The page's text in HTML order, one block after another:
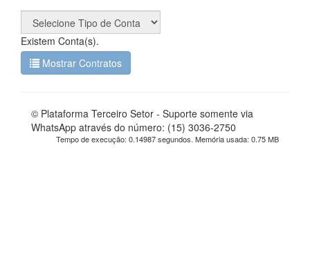
Existem Conta(s).
Mostrar Contratos
© Plataforma Terceiro Setor - Suporte somente via
WhatsApp através do número: (15) 3036-2750
Tempo de execução: 0.14987 segundos. Memória usada: 0.75 MB